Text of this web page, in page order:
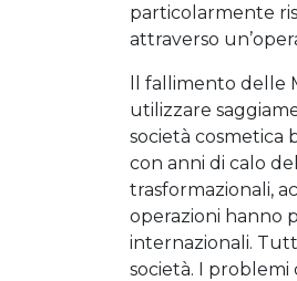
particolarmente
attraverso
ll fallimento delle
utilizzare
società cosmetica
con anni di calo
trasformazionali,
operazioni hanno
internazionali.
società. I